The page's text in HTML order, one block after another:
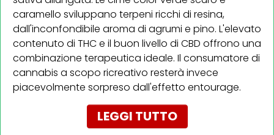
caramello sviluppano terpeni ricchi di resina,
dall'inconfondibile aroma di agrumi e pino. L'elevato
contenuto di THC e il buon livello di CBD offrono una
combinazione terapeutica ideale. Il consumatore di
cannabis a scopo ricreativo resterà invece
piacevolmente sorpreso dall'effetto entourage.
LEGGI TUTTO